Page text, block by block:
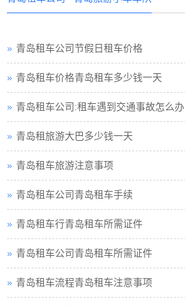
青岛租车公司节假日租车价格
青岛租车价格青岛租车多少钱一天
青岛租车公司:租车遇到交通事故怎么办
青岛租旅游大巴多少钱一天
青岛租车旅游注意事项
青岛租车公司青岛租车手续
青岛租车行青岛租车所需证件
青岛租车公司青岛租车所需证件
青岛租车流程青岛租车注意事项